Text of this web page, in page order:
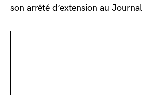
son arrêté d’extension au